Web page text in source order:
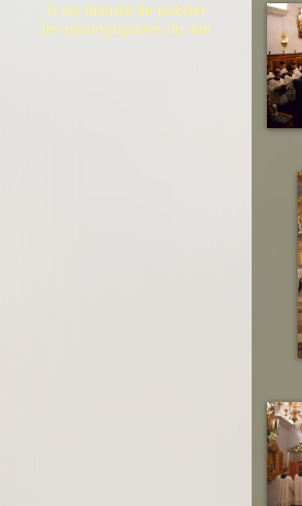
Il est interdit de publier
les photographies du site